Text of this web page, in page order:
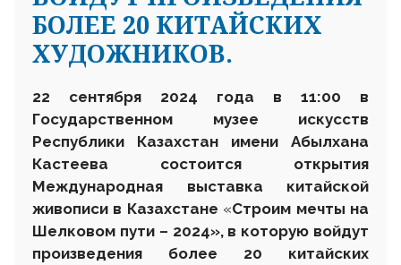
БОЛЕЕ 20 КИТАЙСКИХ
ХУДОЖНИКОВ.
22 сентября 2024 года в 11:00 в
Государственном музее искусств
Республики Казахстан имени Абылхана
Кастеева состоится открытия
Международная выставка китайской
живописи в Казахстане «Строим мечты на
Шелковом пути – 2024», в которую войдут
произведения
более 20 китайских